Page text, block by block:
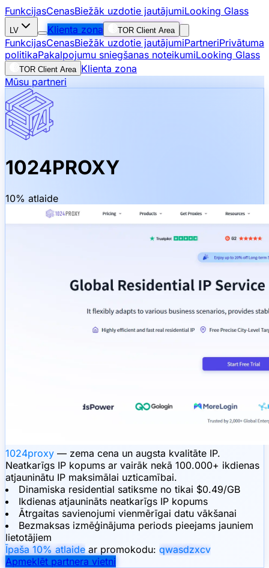
FunkcijasCenasBiežāk uzdotie jautājumiLooking Glass
LV Klienta zona TOR Client Area
FunkcijasCenasBiežāk uzdotie jautājumiPartneriPrivātuma
politikaPakalpojumu sniegšanas noteikumiLooking Glass
TOR Client Area Klienta zona
Mūsu partneri
1024PROXY
10% atlaide
1024proxy — zema cena un augsta kvalitāte IP.
Neatkarīgs IP kopums ar vairāk nekā 100.000+ ikdienas
atjauninātu IP maksimālai uzticamībai.
Dinamiska residential satiksme no tikai $0.49/GB
Ikdienas atjaunināts neatkarīgs IP kopums
Ātrgaitas savienojumi vienmērīgai datu vākšanai
Bezmaksas izmēģinājuma periods pieejams jauniem
lietotājiem
Īpaša 10% atlaide ar promokodu: qwasdzxcv
Apmeklēt partnera vietni